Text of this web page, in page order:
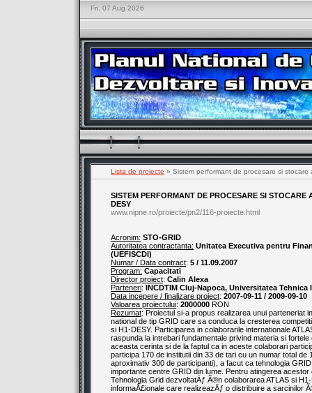
Fri, 07 Aug 2026
Lista de proiecte » Sistem performant de procesare si
SISTEM PERFORMANT DE PROCESARE SI
DESY
www.nipne.ro/proiecte/pn2/116-proiecte.html
Acronim: STO-GRID
Autoritatea contractanta: Unitatea Executiva pentru
(UEFISCDI)
Numar / Data contract: 5 / 11.09.2007
Program: Capacitati
Director proiect: Calin Alexa
Parteneri: INCDTIM Cluj-Napoca, Universitatea
Data incepere / finalizare proiect: 2007-09-11 / 2009-09-10
Valoarea proiectului: 2000000 RON
Rezumat: Proiectul si-a propus realizarea unui parteneriat
national de tip GRID care sa conduca la cresterea
si H1-DESY. Participarea in colaborarile internationale
raspunda la intrebari fundamentale privind materia si
aceasta cerinta si de la faptul ca in aceste colaborari
participa 170 de institutii din 33 de tari cu un numar total
aproximativ 300 de participanti), a facut ca tehnologia
importante centre GRID din lume. Pentru atingerea
Tehnologia Grid dezvoltatÄƒ Ã®n colaborarea ATLAS si
informaÅ£ionale care realizeazÄƒ o distribuire a sarcinilor